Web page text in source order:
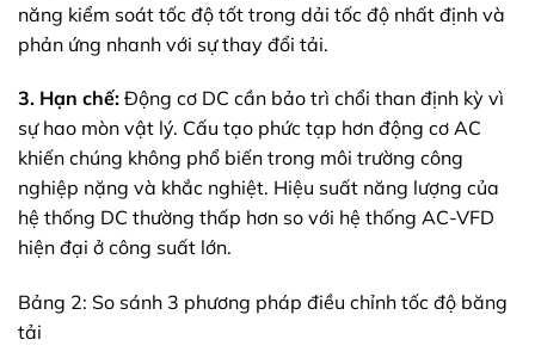
năng kiểm soát tốc độ tốt trong dải tốc độ nhất định và
phản ứng nhanh với sự thay đổi tải.
3. Hạn chế: Động cơ DC cần bảo trì chổi than định kỳ vì
sự hao mòn vật lý. Cấu tạo phức tạp hơn động cơ AC
khiến chúng không phổ biến trong môi trường công
nghiệp nặng và khắc nghiệt. Hiệu suất năng lượng của
hệ thống DC thường thấp hơn so với hệ thống AC-VFD
hiện đại ở công suất lớn.
Bảng 2: So sánh 3 phương pháp điều chỉnh tốc độ băng
tải